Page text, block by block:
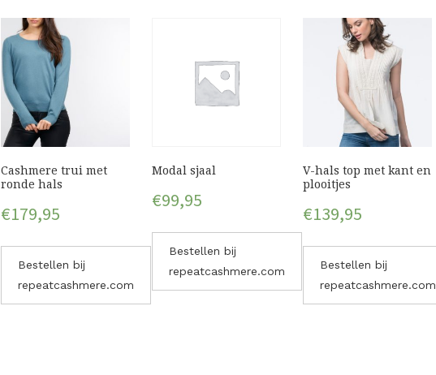
Cashmere trui met
ronde hals
€179,95
Bestellen bij
repeatcashmere.com
Modal sjaal
€99,95
Bestellen bij
repeatcashmere.com
V-hals top met kant en
plooitjes
€139,95
Bestellen bij
repeatcashmere.com